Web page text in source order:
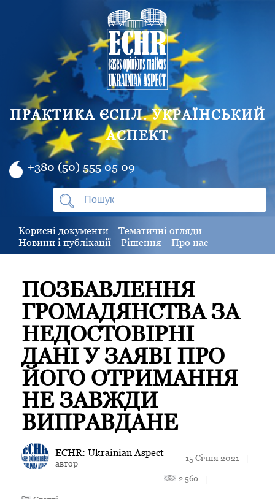
ПРАКТИКА ЄСПЛ. УКРАЇНСЬКИЙ
АСПЕКТ
+380 (50) 555 05 09
Корисні документи
Тематичні огляди
Новини і публікації
Рішення Про нас
ПОЗБАВЛЕННЯ
ГРОМАДЯНСТВА ЗА
НЕДОСТОВІРНІ
ДАНІ У ЗАЯВІ ПРО
ЙОГО ОТРИМАННЯ
НЕ ЗАВЖДИ
ВИПРАВДАНЕ
ECHR: Ukrainian Aspect
автор
15 Січня 2021 |
2 560
|